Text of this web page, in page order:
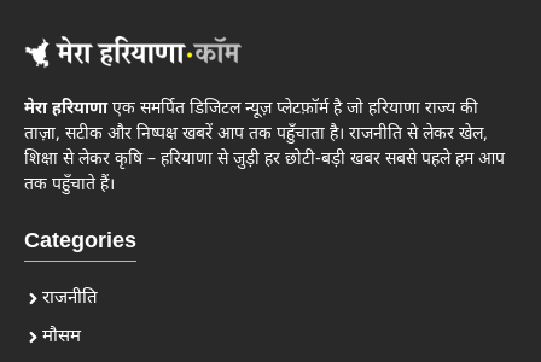
मेरा हरियाणाएक समर्पित डिजिटल न्यूज़ प्लेटफ़ॉर्म है जो हरियाणा राज्य की
ताज़ा, सटीक और निष्पक्ष खबरें आप तक पहुँचाता है। राजनीति से लेकर खेल,
शिक्षा से लेकर कृषि – हरियाणा से जुड़ी हर छोटी-बड़ी खबर सबसे पहले हम आप
तक पहुँचाते हैं।
Categories
राजनीति
मौसम